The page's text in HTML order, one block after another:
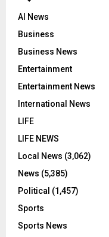
AI News
Business
Business News
Entertainment
Entertainment News
International News
LIFE
LIFE NEWS
Local News (3,062)
News (5,385)
Political (1,457)
Sports
Sports News